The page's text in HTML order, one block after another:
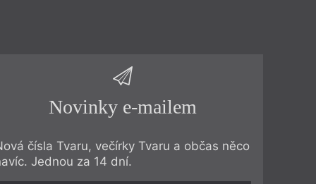
Novinky e-mailem
čísla Tvaru, večírky Tvaru a občas něco
Jednou za 14 dní.